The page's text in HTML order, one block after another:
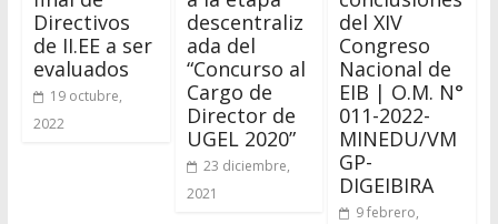
Directivos
de II.EE a ser
evaluados
19 octubre,
2022
descentraliz
ada del
“Concurso al
Cargo de
Director de
UGEL 2020”
23 diciembre,
2021
del XIV
Congreso
Nacional de
EIB | O.M. N°
011-2022-
MINEDU/VM
GP-
DIGEIBIRA
9 febrero,